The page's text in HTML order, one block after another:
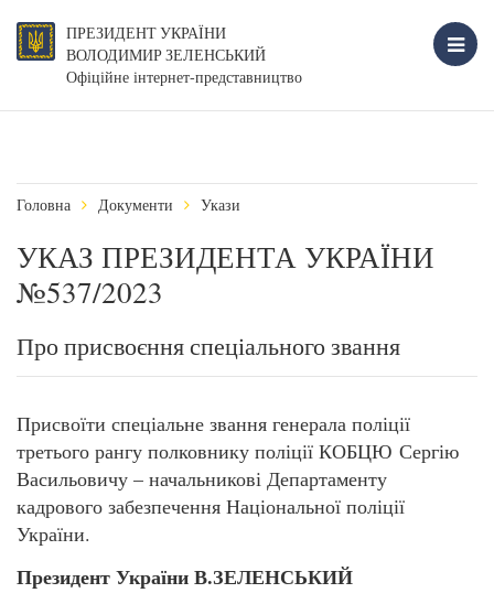
ПРЕЗИДЕНТ УКРАЇНИ
ВОЛОДИМИР ЗЕЛЕНСЬКИЙ
Офіційне інтернет-представництво
Головна Документи Укази
УКАЗ ПРЕЗИДЕНТА УКРАЇНИ
№537/2023
Про присвоєння спеціального звання
Присвоїти спеціальне звання генерала поліції
третього рангу полковнику поліції КОБЦЮ Сергію
Васильовичу – начальникові Департаменту
кадрового забезпечення Національної поліції
України.
Президент України В.ЗЕЛЕНСЬКИЙ